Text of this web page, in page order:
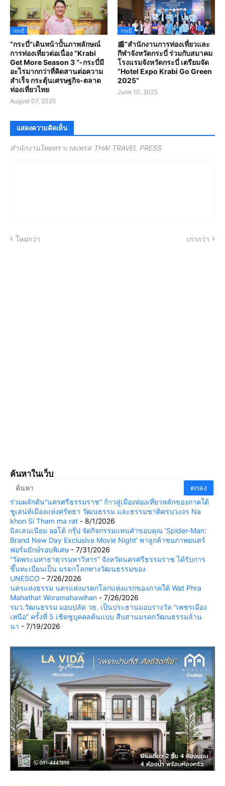
กระบี่
“กระบี่”เดินหน้าปั้นภาพลักษณ์
การท่องเที่ยวต่อเนื่อง “Krabi
Get More Season 3 “-กระบี่มี
อะไรมากกว่าที่คิดสานต่อความ
สำเร็จ กระตุ้นเศรษฐกิจ-ตลาด
ท่องเที่ยวไทย
August 07, 2025
กระบี่
📰“สํานักงานการท่องเที่ยวและ
กีฬาจังหวัดกระบี่ ร่วมกับสมาคม
โรงแรมจังหวัดกระบี่ เตรียมจัด
“Hotel Expo Krabi Go Green
2025”
June 10, 2025
แสดงความคิดเห็น
สำนักงานไทยทราเวลเพรส THAI TRAVEL PRESS
ใหม่กว่า เก่ากว่า
ค้นหาในเว็บ
ร่วมผลักดัน“นครศรีธรรมราช” ก้าวสู่เมืองท่องเที่ยวหลักของภาคใต้
ชูเสน่ห์เมืองแห่งศรัทธา วัฒนธรรม และธรรมชาติครบวงจร Na
khon Si Tham ma rat - 8/1/2026
มิลเลนเนียม ออโต้ กรุ๊ป จัดกิจกรรมแทนคำขอบคุณ ‘Spider-Man:
Brand New Day Exclusive Movie Night’ พาลูกค้าชมภาพยนตร์
ฟอร์มยักษ์รอบพิเศษ - 7/31/2026
“วัดพระมหาธาตุวรมหาวิหาร” จังหวัดนครศรีธรรมราช ได้รับการ
ขึ้นทะเบียนเป็น มรดกโลกทางวัฒนธรรมของ
UNESCO - 7/26/2026
นครแห่งธรรม นครแห่งมรดกโลกแห่งแรกของภาคใต้ Wat Phra
Mahathat Woramahawihan - 7/26/2026
รมว.วัฒนธรรม มอบปลัด วธ. เป็นประธานมอบรางวัล “เพชรเมือง
เหนือ” ครั้งที่ 5 เชิดชูบุคคลต้นแบบ สืบสานมรดกวัฒนธรรมล้าน
นา - 7/19/2026